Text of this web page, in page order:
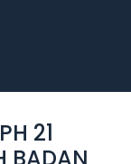
21
BADAN